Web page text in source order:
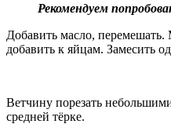
Рекомендуем
Добавить масло, перемешать.
добавить к яйцам. Замесить
Ветчину порезать
средней тёрке.